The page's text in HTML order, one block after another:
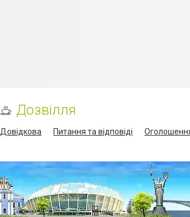
Дозвілля
Довідкова Питання та відповіді